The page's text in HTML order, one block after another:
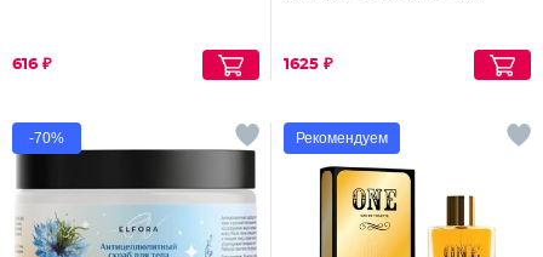
616 ₽ 1625 ₽
-70% Рекомендуем